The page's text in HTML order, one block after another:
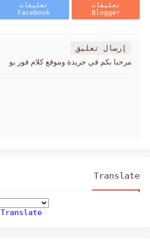
تعليقات
Blogger
تعليقات
Facebook
إرسال تعليق
مرحبا بكم في جريدة وموقع كلام فور يو
Translate
Translate